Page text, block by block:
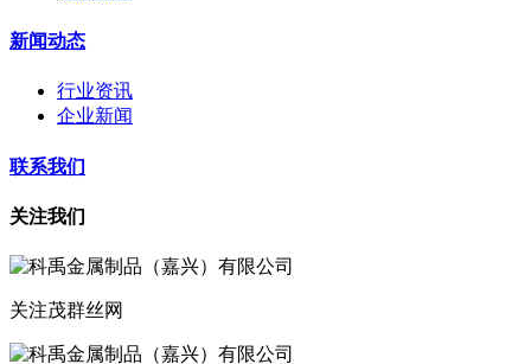
新闻动态
行业资讯
企业新闻
联系我们
关注我们
关注茂群丝网